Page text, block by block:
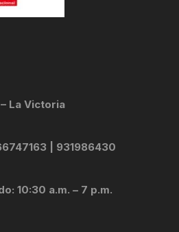
La Victoria
| 931986430
10:30 a.m. – 7 p.m.